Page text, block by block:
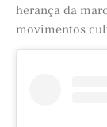
herança da
movimentos